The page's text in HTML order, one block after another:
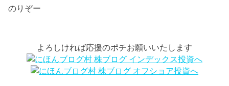
のりぞー
よろしければ応援のポチお願いいたします